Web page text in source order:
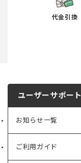
代金引換
ユーザーサポート
お知らせ一覧
ご利用ガイド